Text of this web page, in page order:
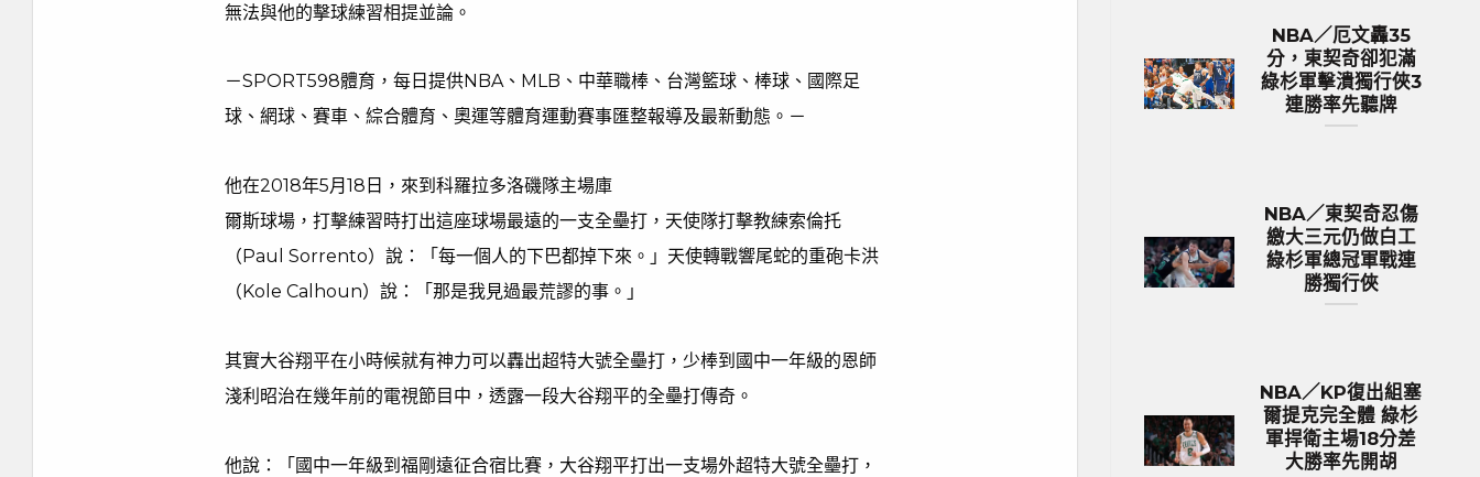
無法與他的擊球練習相提並論。
－SPORT598體育，每日提供NBA、MLB、中華職棒、台灣籃球、棒球、國際足
球、網球、賽車、綜合體育、奧運等體育運動賽事匯整報導及最新動態。－
他在2018年5月18日，來到科羅拉多洛磯隊主場庫
爾斯球場，打擊練習時打出這座球場最遠的一支全壘打，天使隊打擊教練索倫托
（Paul Sorrento）說：「每一個人的下巴都掉下來。」天使轉戰響尾蛇的重砲卡洪
（Kole Calhoun）說：「那是我見過最荒謬的事。」
其實大谷翔平在小時候就有神力可以轟出超特大號全壘打，少棒到國中一年級的恩師
淺利昭治在幾年前的電視節目中，透露一段大谷翔平的全壘打傳奇。
他說：「國中一年級到福剛遠征合宿比賽，大谷翔平打出一支場外超特大號全壘打，
NBA／厄文轟35
分，東契奇卻犯滿
綠杉軍擊潰獨行俠3
連勝率先聽牌
NBA／東契奇忍傷
繳大三元仍做白工
綠杉軍總冠軍戰連
勝獨行俠
NBA／KP復出組塞
爾提克完全體 綠杉
軍捍衛主場18分差
大勝率先開胡